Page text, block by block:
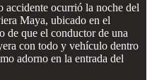
ocurrió la noche del
Maya, ubicado en el
de que el conductor de una
con todo y vehículo dentro
adorno en la entrada del